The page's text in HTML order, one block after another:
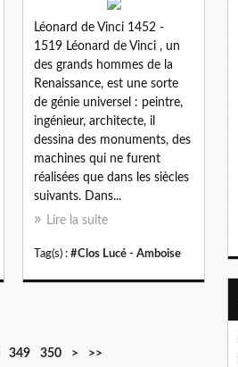
Léonard de Vinci 1452 -
1519 Léonard de Vinci , un
des grands hommes de la
Renaissance, est une sorte
de génie universel : peintre,
ingénieur, architecte, il
dessina des monuments, des
machines qui ne furent
réalisées que dans les siècles
suivants. Dans...
Lire la suite
Tag(s) : #Clos Lucé - Amboise
349 350
3
3
3
3
4
5
> >>